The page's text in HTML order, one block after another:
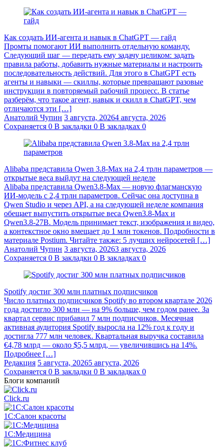
Как создать ИИ-агента и навык в ChatGPT — гайд
Промты помогают ИИ выполнить отдельную команду.
Следующий шаг — передать ему задачу целиком: задать
правила работы, добавить нужные материалы и настроить
последовательность действий. Для этого в ChatGPT есть
агенты и навыки — скиллы, которые превращают разовые
инструкции в повторяемый рабочий процесс. В статье
разберём, что такое агент, навык и скилл в ChatGPT, чем
отличаются эти […]
Анатолий Чупин 3 августа, 20264 августа, 2026
Сохраняется 0 В закладки 0 В закладках 0
Alibaba представила Qwen 3.8‑Max на 2,4 трлн параметров —
открытые веса выйдут на следующей неделе
Alibaba представила Qwen3.8‑Max — новую флагманскую
ИИ-модель с 2,4 трлн параметров. Сейчас она доступна в
Qwen Studio и через API, а на следующей неделе компания
обещает выпустить открытые веса Qwen3.8‑Max и
Qwen3.8‑27B. Модель принимает текст, изображения и видео,
а контекстное окно вмещает до 1 млн токенов. Подробности в
материале Postium. Читайте также: 5 лучших нейросетей […]
Анатолий Чупин 3 августа, 20263 августа, 2026
Сохраняется 0 В закладки 0 В закладках 0
Spotify достиг 300 млн платных подписчиков
Число платных подписчиков Spotify во втором квартале 2026
года достигло 300 млн — на 9% больше, чем годом ранее. За
квартал сервис прибавил 7 млн подписчиков. Месячная
активная аудитория Spotify выросла на 12% год к году и
достигла 777 млн человек. Квартальная выручка составила
€4,78 млрд — около $5,5 млрд, — увеличившись на 14%.
Подробнее […]
Редакция 5 августа, 20265 августа, 2026
Сохраняется 0 В закладки 0 В закладках 0
Блоги компаний
Click.ru
1С:Салон красоты
1С:Медицина